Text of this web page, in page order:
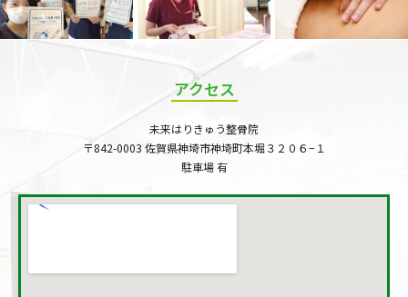
アクセス
未来はりきゅう整骨院
〒842-0003 佐賀県神埼市神埼町本堀３２０６−１
駐車場 有